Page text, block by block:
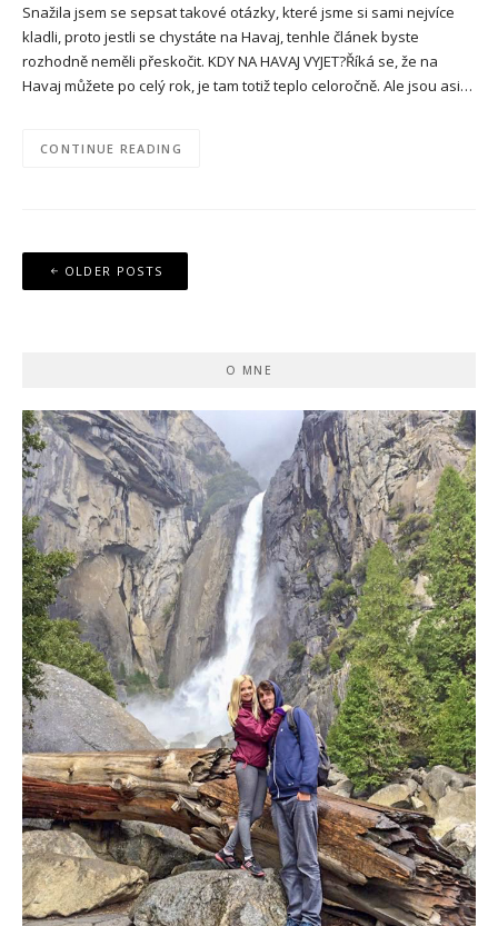
Snažila jsem se sepsat takové otázky, které jsme si sami nejvíce
kladli, proto jestli se chystáte na Havaj, tenhle článek byste
rozhodně neměli přeskočit. KDY NA HAVAJ VYJET?Říká se, že na
Havaj můžete po celý rok, je tam totiž teplo celoročně. Ale jsou asi…
CONTINUE READING
Posts
navigation
OLDER POSTS
O MNE